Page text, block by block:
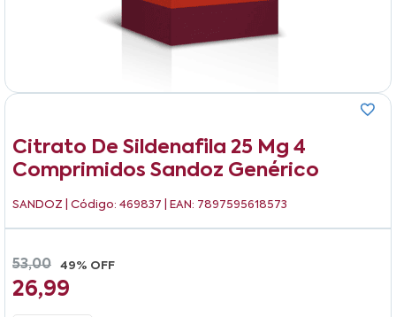
Citrato De Sildenafila 25 Mg 4
Comprimidos Sandoz Genérico
SANDOZ | Código: 469837 | EAN: 7897595618573
53,00 49% OFF
26,99